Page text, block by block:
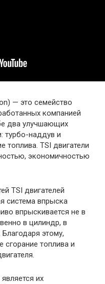
— это семейство
компанией
два улучшающих
турбо-наддув и
топлива. TSI двигатели
экономичностью
TSI двигателей
система впрыска
впрыскивается не в
в цилиндр, в
этому,
сгорание топлива и
их